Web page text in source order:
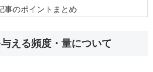
事のポイントまとめ
える頻度・量について